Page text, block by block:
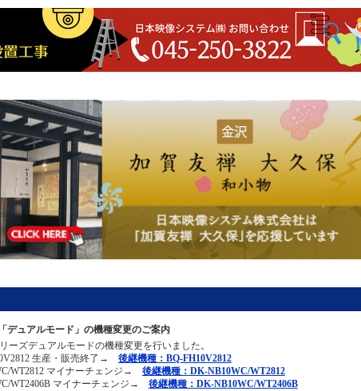
デュアルモード」の機種変更のご案内
ーズデュアルモードの機種変更を行いました。
生産・販売終了→ 後継機種：BQ-FH10V2812
WT2812 マイナーチェンジ→ 後継機種：DK-NB10WC/WT2812
WT2406B マイナーチェンジ→ 後継機種：DK-NB10WC/WT2406B